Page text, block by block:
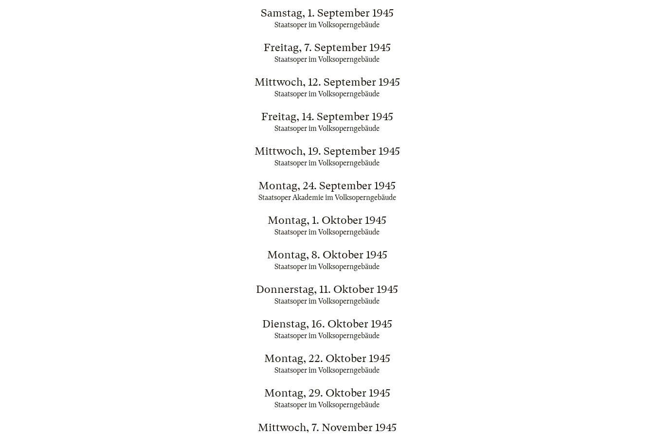
Samstag, 1. September 1945
Staatsoper im Volksoperngebäude
Freitag, 7. September 1945
Staatsoper im Volksoperngebäude
Mittwoch, 12. September 1945
Staatsoper im Volksoperngebäude
Freitag, 14. September 1945
Staatsoper im Volksoperngebäude
Mittwoch, 19. September 1945
Staatsoper im Volksoperngebäude
Montag, 24. September 1945
Staatsoper Akademie im Volksoperngebäude
Montag, 1. Oktober 1945
Staatsoper im Volksoperngebäude
Montag, 8. Oktober 1945
Staatsoper im Volksoperngebäude
Donnerstag, 11. Oktober 1945
Staatsoper im Volksoperngebäude
Dienstag, 16. Oktober 1945
Staatsoper im Volksoperngebäude
Montag, 22. Oktober 1945
Staatsoper im Volksoperngebäude
Montag, 29. Oktober 1945
Staatsoper im Volksoperngebäude
Mittwoch, 7. November 1945